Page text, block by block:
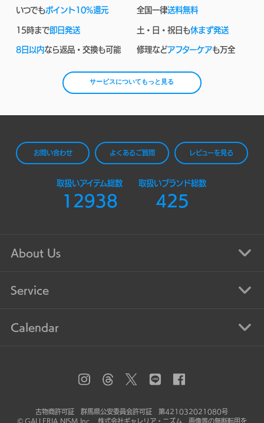
いつでもポイント10%還元 全国一律送料無料
15時まで即日発送 土・日・祝日も休まず発送
8日以内なら返品・交換も可能 修理などアフターケアも万全
サービスについてもっと見る
お問い合わせ よくあるご質問 レビューを見る
取扱いアイテム総数
12938
取扱いブランド総数
425
About Us
Service
Calendar
古物商許可証 群馬県公安委員会許可証 第421032021080号
© GALLERIA NISM Inc. 株式会社ギャレリア・ニズム 画像等の無断転用を